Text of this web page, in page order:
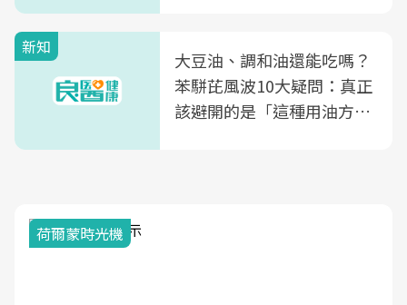
新知
大豆油、調和油還能吃嗎？
苯駢芘風波10大疑問：真正
該避開的是「這種用油方
荷爾蒙時光機